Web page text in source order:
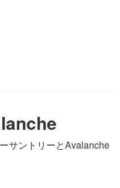
サントリーとAvalanche